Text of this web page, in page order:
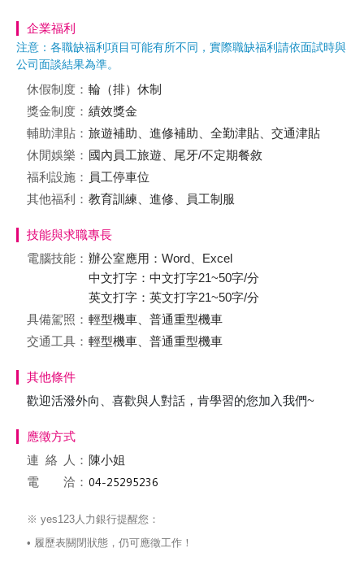
企業福利
注意：各職缺福利項目可能有所不同，實際職缺福利請依面試時與
公司面談結果為準。
休假制度： 輪（排）休制
獎金制度： 績效獎金
輔助津貼： 旅遊補助、進修補助、全勤津貼、交通津貼
休閒娛樂： 國內員工旅遊、尾牙/不定期餐敘
福利設施： 員工停車位
其他福利： 教育訓練、進修、員工制服
技能與求職專長
電腦技能： 辦公室應用：Word、Excel
中文打字：中文打字21~50字/分
英文打字：英文打字21~50字/分
具備駕照： 輕型機車、普通重型機車
交通工具： 輕型機車、普通重型機車
其他條件
歡迎活潑外向、喜歡與人對話，肯學習的您加入我們~
應徵方式
連絡
人： 陳小姐
電 洽：
※ yes123人力銀行提醒您：
• 履歷表關閉狀態，仍可應徵工作！